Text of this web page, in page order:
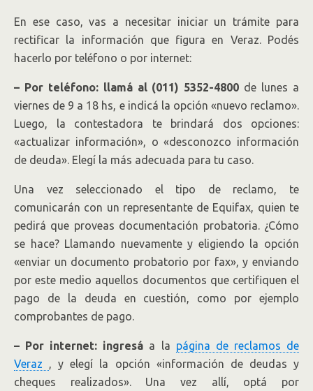
En ese caso, vas a necesitar iniciar un trámite para
rectificar la información que figura en Veraz. Podés
hacerlo por teléfono o por internet:
– Por teléfono: llamá al (011) 5352-4800 de lunes a
viernes de 9 a 18 hs, e indicá la opción «nuevo reclamo».
Luego, la contestadora te brindará dos opciones:
«actualizar información», o «desconozco información
de deuda». Elegí la más adecuada para tu caso.
Una vez seleccionado el tipo de reclamo, te
comunicarán con un representante de Equifax, quien te
pedirá que proveas documentación probatoria. ¿Cómo
se hace? Llamando nuevamente y eligiendo la opción
«enviar un documento probatorio por fax», y enviando
por este medio aquellos documentos que certifiquen el
pago de la deuda en cuestión, como por ejemplo
comprobantes de pago.
– Por internet: ingresá a la página de reclamos de
Veraz , y elegí la opción «información de deudas y
cheques realizados». Una vez allí, optá por